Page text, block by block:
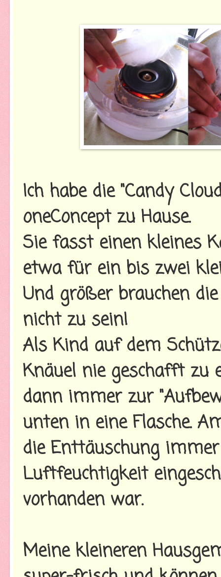
Ich habe die "Candy
oneConcept zu Hause.
Sie fasst einen kleines
etwa für ein bis zwei
Und größer brauchen
nicht zu sein!
Als Kind auf dem
Knäuel nie geschafft zu
dann immer zur
unten in eine Flasche.
die Enttäuschung
Luftfeuchtigkeit
vorhanden war.
Meine kleineren